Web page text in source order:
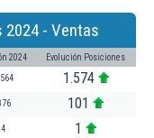
2024 - Ventas
2024 Evolución Posiciones
1.574
101
1